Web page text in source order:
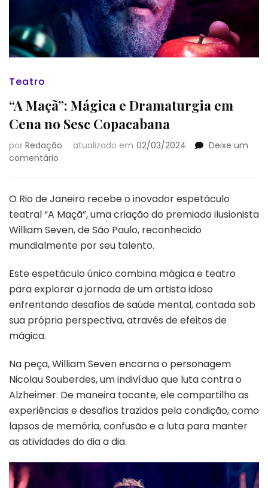
Teatro
“A Maçã”: Mágica e Dramaturgia em
Cena no Sesc Copacabana
por Redação atualizado em 02/03/2024
Deixe um
comentário
Mágica
Dramaturgia
em
Cena
Sesc
Copacabana
O Rio de Janeiro recebe o inovador espetáculo
teatral “A Maçã”, uma criação do premiado ilusionista
William Seven, de São Paulo, reconhecido
mundialmente por seu talento.
Este espetáculo único combina mágica e teatro
para explorar a jornada de um artista idoso
enfrentando desafios de saúde mental, contada sob
sua própria perspectiva, através de efeitos de
mágica.
Na peça, William Seven encarna o personagem
Nicolau Souberdes, um indivíduo que luta contra o
Alzheimer. De maneira tocante, ele compartilha as
experiências e desafios trazidos pela condição, como
lapsos de memória, confusão e a luta para manter
as atividades do dia a dia.